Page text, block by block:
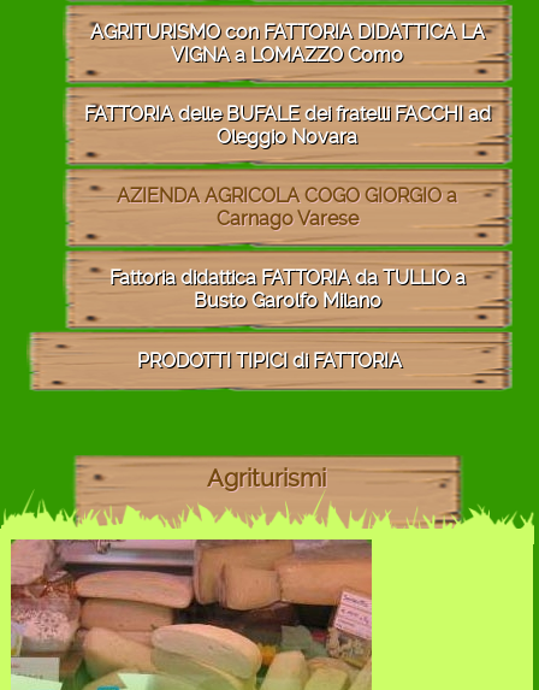
AGRITURISMO con FATTORIA DIDATTICA LA
VIGNA a LOMAZZO Como
FATTORIA delle BUFALE dei fratelli FACCHI ad
Oleggio Novara
AZIENDA AGRICOLA COGO GIORGIO a
Carnago Varese
Fattoria didattica FATTORIA da TULLIO a
Busto Garolfo Milano
PRODOTTI TIPICI di FATTORIA
Agriturismi